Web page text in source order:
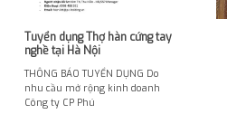
Tuyển dụng Thợ hàn cứng tay
nghề tại Hà Nội
THÔNG BÁO TUYỂN DỤNG Do
nhu cầu mở rộng kinh doanh
Công ty CP Phú